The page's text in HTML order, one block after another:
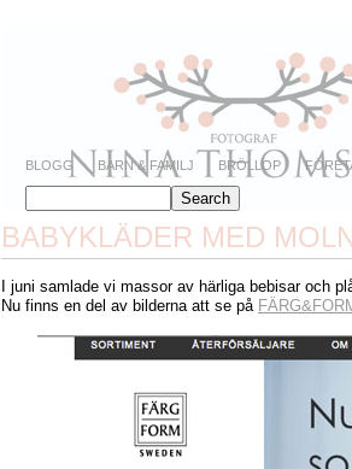
BLOGG BARN & FAMILJ BRÖLLOP
BABYKLÄDER MED
I juni samlade vi massor av härliga bebisar och
Nu finns en del av bilderna att se på